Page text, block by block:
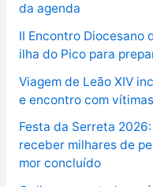
da agenda
II Encontro Diocesano
ilha do Pico para
Viagem de Leão XIV
e encontro com
Festa da Serreta
receber milhares de
mor concluído